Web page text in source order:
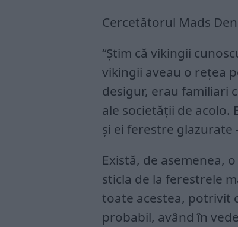
Cercetătorul Mads
“Știm că vikingii
vikingii aveau o rețea
desigur, erau familiari
ale societății de acolo.
și ei ferestre
Există, de asemenea,
sticla de la ferestrele
toate acestea, potrivit
probabil, având în